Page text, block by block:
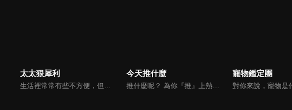
太太狠犀利
生活裡常常有些不方便，但其實只要有一些小創意，就會讓生活變得更有趣，就讓美食達人焦志方與生活玩家巴鈺帶領專家們，告訴大家最即時、最便利、最實用的解決之道！
今天推什麼
推什麼呢？ 為你『推』上熱騰騰第一手消息！時下最新、最夯！吃喝玩樂食衣住行藝文活動，哪邊流行哪邊去！好物推薦真心不騙！跟著《今天推什麼》走在潮流最前線！
寵物鑑定團